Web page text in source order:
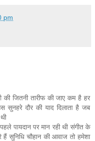
pm
की जितनी तारीफ की जाए कम है हर
सुनहरे दौर की याद दिलाता है जब
पायदान पर मान रही थी संगीत के
सुनिधि चौहान की आवाज तो हमेशा